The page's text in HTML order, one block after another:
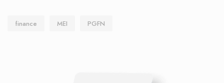
finance MEI PGFN